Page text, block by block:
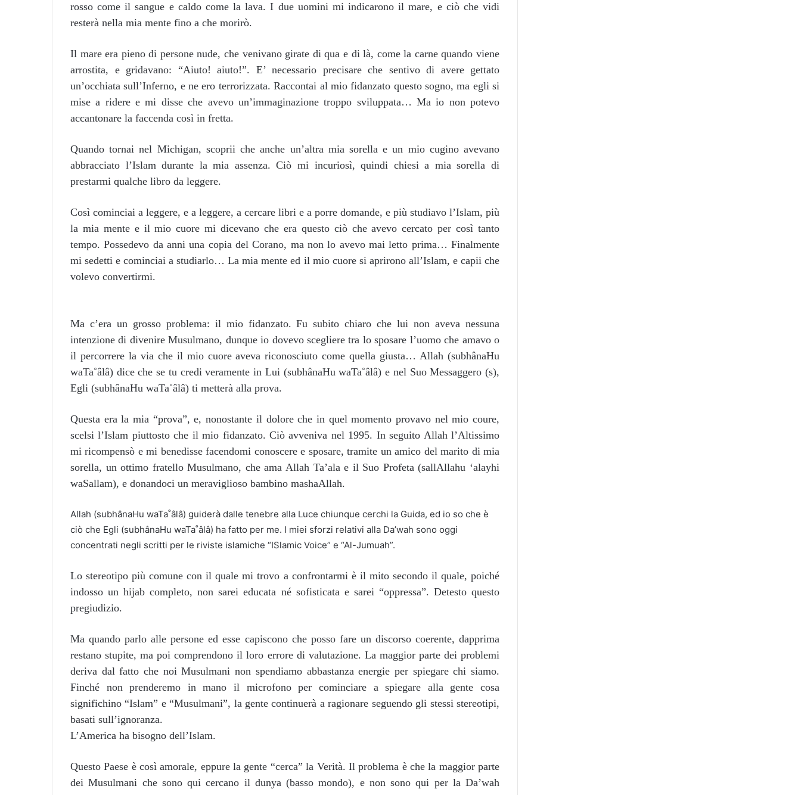
rosso come il sangue e caldo come la lava. I due uomini mi indicarono il mare, e ciò che vidi
resterà nella mia mente fino a che morirò.
Il mare era pieno di persone nude, che venivano girate di qua e di là, come la carne quando viene
arrostita, e gridavano: “Aiuto! aiuto!”. E’ necessario precisare che sentivo di avere gettato
un’occhiata sull’Inferno, e ne ero terrorizzata. Raccontai al mio fidanzato questo sogno, ma egli si
mise a ridere e mi disse che avevo un’immaginazione troppo sviluppata… Ma io non potevo
accantonare la faccenda così in fretta.
Quando tornai nel Michigan, scoprii che anche un’altra mia sorella e un mio cugino avevano
abbracciato l’Islam durante la mia assenza. Ciò mi incuriosì, quindi chiesi a mia sorella di
prestarmi qualche libro da leggere.
Così cominciai a leggere, e a leggere, a cercare libri e a porre domande, e più studiavo l’Islam, più
la mia mente e il mio cuore mi dicevano che era questo ciò che avevo cercato per così tanto
tempo. Possedevo da anni una copia del Corano, ma non lo avevo mai letto prima… Finalmente
mi sedetti e cominciai a studiarlo… La mia mente ed il mio cuore si aprirono all’Islam, e capii che
volevo convertirmi.
Ma c’era un grosso problema: il mio fidanzato. Fu subito chiaro che lui non aveva nessuna
intenzione di divenire Musulmano, dunque io dovevo scegliere tra lo sposare l’uomo che amavo o
il percorrere la via che il mio cuore aveva riconosciuto come quella giusta… Allah (subhânaHu
waTa˚âlâ) dice che se tu credi veramente in Lui (subhânaHu waTa˚âlâ) e nel Suo Messaggero (s),
Egli (subhânaHu waTa˚âlâ) ti metterà alla prova.
Questa era la mia “prova”, e, nonostante il dolore che in quel momento provavo nel mio coure,
scelsi l’Islam piuttosto che il mio fidanzato. Ciò avveniva nel 1995. In seguito Allah l’Altissimo
mi ricompensò e mi benedisse facendomi conoscere e sposare, tramite un amico del marito di mia
sorella, un ottimo fratello Musulmano, che ama Allah Ta’ala e il Suo Profeta (sallAllahu ‘alayhi
waSallam), e donandoci un meraviglioso bambino mashaAllah.
Allah (subhânaHu waTa˚âlâ) guiderà dalle tenebre alla Luce chiunque cerchi la Guida, ed io so che è
ciò che Egli (subhânaHu waTa˚âlâ) ha fatto per me. I miei sforzi relativi alla Da’wah sono oggi
concentrati negli scritti per le riviste islamiche “ISlamic Voice” e “Al-Jumuah”.
Lo stereotipo più comune con il quale mi trovo a confrontarmi è il mito secondo il quale, poiché
indosso un hijab completo, non sarei educata né sofisticata e sarei “oppressa”. Detesto questo
pregiudizio.
Ma quando parlo alle persone ed esse capiscono che posso fare un discorso coerente, dapprima
restano stupite, ma poi comprendono il loro errore di valutazione. La maggior parte dei problemi
deriva dal fatto che noi Musulmani non spendiamo abbastanza energie per spiegare chi siamo.
Finché non prenderemo in mano il microfono per cominciare a spiegare alla gente cosa
significhino “Islam” e “Musulmani”, la gente continuerà a ragionare seguendo gli stessi stereotipi,
basati sull’ignoranza.
L’America ha bisogno dell’Islam.
Questo Paese è così amorale, eppure la gente “cerca” la Verità. Il problema è che la maggior parte
dei Musulmani che sono qui cercano il dunya (basso mondo), e non sono qui per la Da’wah